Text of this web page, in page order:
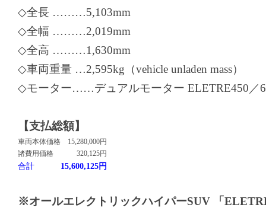
◇全長 ………5,103mm
◇全幅 ………2,019mm
◇全高 ………1,630mm
◇車両重量 …2,595kg（vehicle unladen mass）
◇モーター……デュアルモーター ELETRE450／
【支払総額】
車両本体価格
15,280,000円
諸費用価格
320,125円
合計 15,600,125円
※オールエレクトリックハイパーSUV 「